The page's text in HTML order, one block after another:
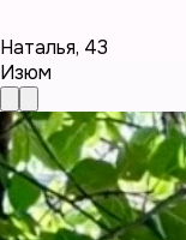
Наталья, 43
Изюм